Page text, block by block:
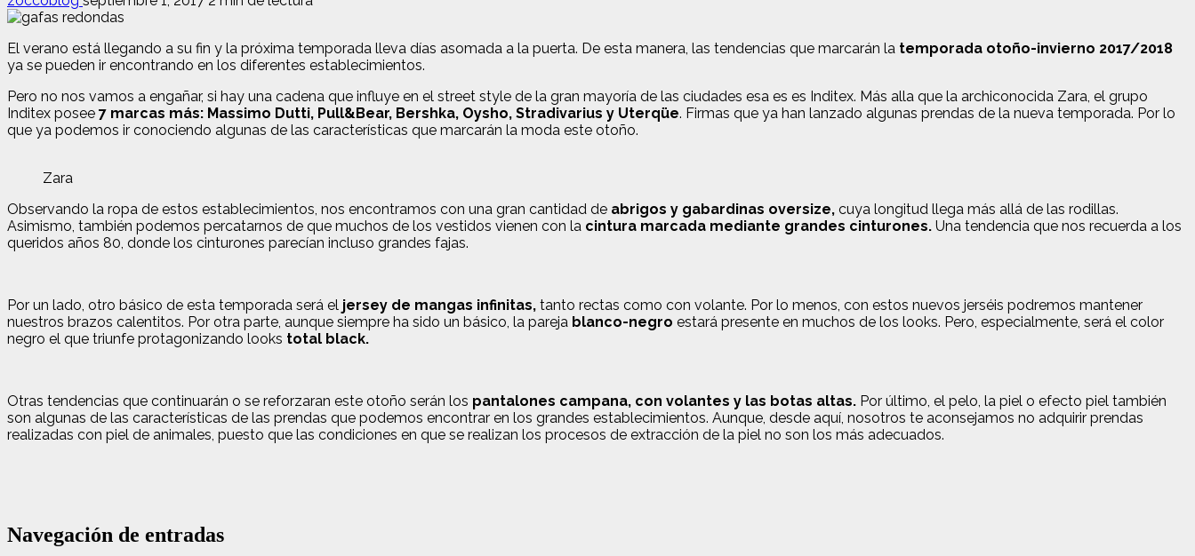
El verano está llegando a su fin y la próxima temporada lleva días asomada a la puerta. De esta manera, las tendencias que marcarán la temporada otoño-invierno 2017/2018
ya se pueden ir encontrando en los diferentes establecimientos.
Pero no nos vamos a engañar, si hay una cadena que influye en el street style de la gran mayoría de las ciudades esa es es Inditex. Más alla que la archiconocida Zara, el grupo
Inditex posee 7 marcas más: Massimo Dutti, Pull&Bear, Bershka, Oysho, Stradivarius y Uterqüe. Firmas que ya han lanzado algunas prendas de la nueva temporada. Por lo
que ya podemos ir conociendo algunas de las características que marcarán la moda este otoño.
Zara
Observando la ropa de estos establecimientos, nos encontramos con una gran cantidad de abrigos y gabardinas oversize, cuya longitud llega más allá de las rodillas.
Asimismo, también podemos percatarnos de que muchos de los vestidos vienen con la cintura marcada mediante grandes cinturones. Una tendencia que nos recuerda a los
queridos años 80, donde los cinturones parecían incluso grandes fajas.
Por un lado, otro básico de esta temporada será el jersey de mangas infinitas, tanto rectas como con volante. Por lo menos, con estos nuevos jerséis podremos mantener
nuestros brazos calentitos. Por otra parte, aunque siempre ha sido un básico, la pareja blanco-negro estará presente en muchos de los looks. Pero, especialmente, será el color
negro el que triunfe protagonizando looks total black.
Otras tendencias que continuarán o se reforzaran este otoño serán los pantalones campana, con volantes y las botas altas. Por último, el pelo, la piel o efecto piel también
son algunas de las características de las prendas que podemos encontrar en los grandes establecimientos. Aunque, desde aquí, nosotros te aconsejamos no adquirir prendas
realizadas con piel de animales, puesto que las condiciones en que se realizan los procesos de extracción de la piel no son los más adecuados.
Navegación de entradas